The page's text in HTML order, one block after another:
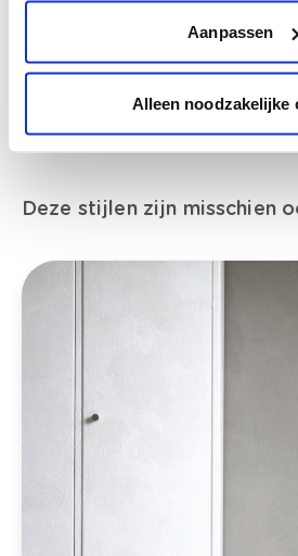
Aanpassen
Alleen noodzakelijke
Krijg persoonlijk advies
combineren.
Deze stijlen zijn misschien